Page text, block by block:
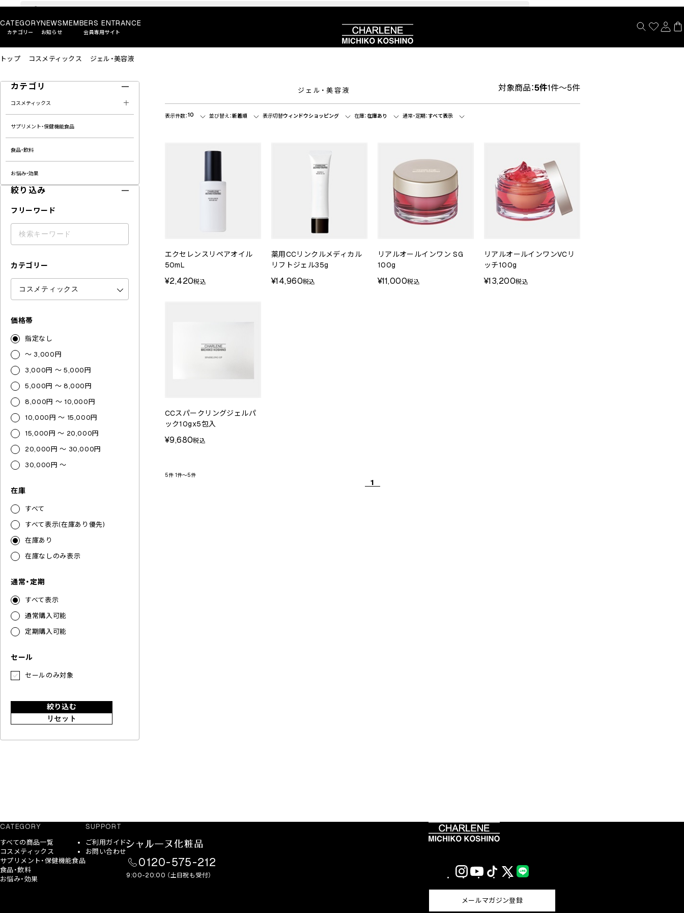
CATEGORY
カテゴリー
NEWS
お知らせ
MEMBERS ENTRANCE
会員専用サイト
トップ コスメティックス ジェル・美容液
カテゴリ
コスメティックス
サプリメント・保健機能食品
食品・飲料
お悩み・効果
絞り込み
フリーワード
カテゴリー
価格帯
指定なし
～ 3,000円
3,000円 ～ 5,000円
5,000円 ～ 8,000円
8,000円 ～ 10,000円
10,000円 ～ 15,000円
15,000円 ～ 20,000円
20,000円 ～ 30,000円
30,000円 ～
在庫
すべて
すべて表示(在庫あり優先)
在庫あり
在庫なしのみ表示
通常・定期
すべて表示
通常購入可能
定期購入可能
セール
セールのみ対象
絞り込む
リセット
ジェル・美容液 対象商品：5件1件～5件
表示件数：10 並び替え：新着順 表示切替ウィンドウショッピング 在庫：在庫あり 通常・定期：すべて表示
エクセレンスリペアオイル
50mL
¥2,420税込
薬用CCリンクルメディカル
リフトジェル35g
¥14,960税込
リアルオールインワン SG
100g
¥11,000税込
リアルオールインワンVCリ
ッチ100g
¥13,200税込
CCスパークリングジェルパ
ック10gx5包入
¥9,680税込
5件 1件～5件
1
CATEGORY
すべての商品一覧
コスメティックス
サプリメント・保健機能食品
食品・飲料
お悩み・効果
SUPPORT
ご利用ガイド
お問い合わせ
0120-575-212
9:00-20:00 （土日祝も受付）
InstagramYouTubeTikTok X
(Twitter)
メールマガジン登録